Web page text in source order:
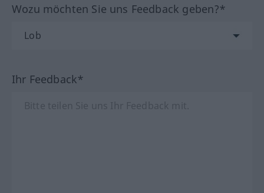
Wozu möchten Sie uns Feedback geben?*
Ihr Feedback*